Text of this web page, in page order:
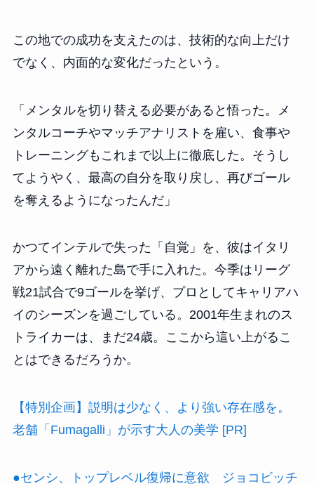
この地での成功を支えたのは、技術的な向上だけ
でなく、内面的な変化だったという。
「メンタルを切り替える必要があると悟った。メ
ンタルコーチやマッチアナリストを雇い、食事や
トレーニングもこれまで以上に徹底した。そうし
てようやく、最高の自分を取り戻し、再びゴール
を奪えるようになったんだ」
かつてインテルで失った「自覚」を、彼はイタリ
アから遠く離れた島で手に入れた。今季はリーグ
戦21試合で9ゴールを挙げ、プロとしてキャリアハ
イのシーズンを過ごしている。2001年生まれのス
トライカーは、まだ24歳。ここから這い上がるこ
とはできるだろうか。
【特別企画】説明は少なく、より強い存在感を。
老舗「Fumagalli」が示す大人の美学 [PR]
●センシ、トップレベル復帰に意欲 ジョコビッチ